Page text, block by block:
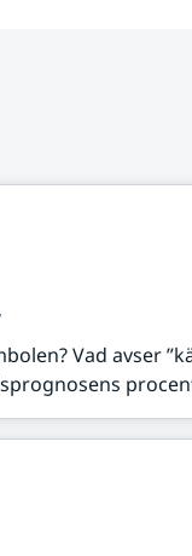
Vad avser